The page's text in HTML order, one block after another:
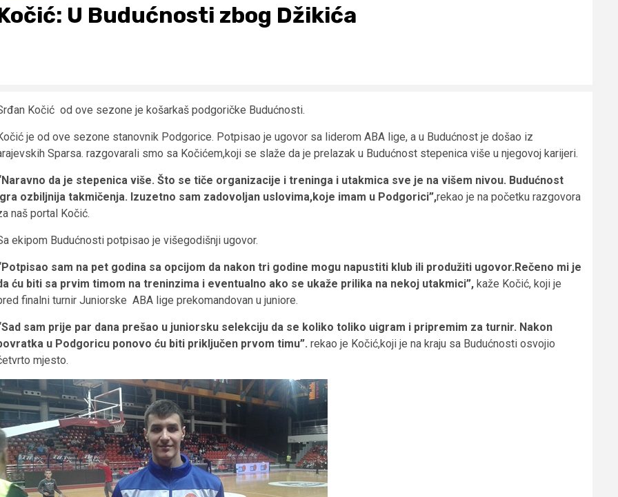
U Budućnosti zbog Džikića
Kočić od ove sezone je košarkaš podgoričke Budućnosti.
je od ove sezone stanovnik Podgorice. Potpisao je ugovor sa liderom ABA lige, a u Budućnost je došao iz
Sparsa. razgovarali smo sa Kočićem,koji se slaže da je prelazak u Budućnost stepenica više u njegovoj karijeri.
da je stepenica više. Što se tiče organizacije i treninga i utakmica sve je na višem nivou. Budućnost
ozbiljnija takmičenja. Izuzetno sam zadovoljan uslovima,koje imam u Podgorici”,rekao je na početku razgovora
naš portal Kočić.
ekipom Budućnosti potpisao je višegodišnji ugovor.
sam na pet godina sa opcijom da nakon tri godine mogu napustiti klub ili produžiti ugovor.Rečeno mi je
ću biti sa prvim timom na treninzima i eventualno ako se ukaže prilika na nekoj utakmici”, kaže Kočić, koji je
finalni turnir Juniorske ABA lige prekomandovan u juniore.
sam prije par dana prešao u juniorsku selekciju da se koliko toliko uigram i pripremim za turnir. Nakon
u Podgoricu ponovo ću biti priključen prvom timu”. rekao je Kočić,koji je na kraju sa Budućnosti osvojio
mjesto.